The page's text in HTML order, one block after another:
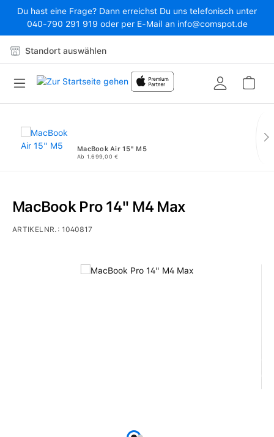
Zum Hauptinhalt springen
Du hast eine Frage? Dann erreichst Du uns telefonisch unter
040-790 291 919 oder per E-Mail an info@comspot.de
Standort auswählen
MacBook Air 15" M5
Ab 1.699,00 €
Bildergalerie überspringen
MacBook Pro 14" M4 Max
ARTIKELNR.:1040817